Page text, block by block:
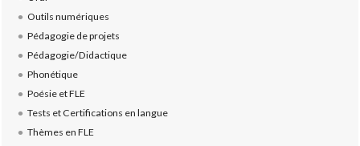
Outils numériques
Pédagogie de projets
Pédagogie/Didactique
Phonétique
Poésie et FLE
Tests et Certifications en langue
Thèmes en FLE